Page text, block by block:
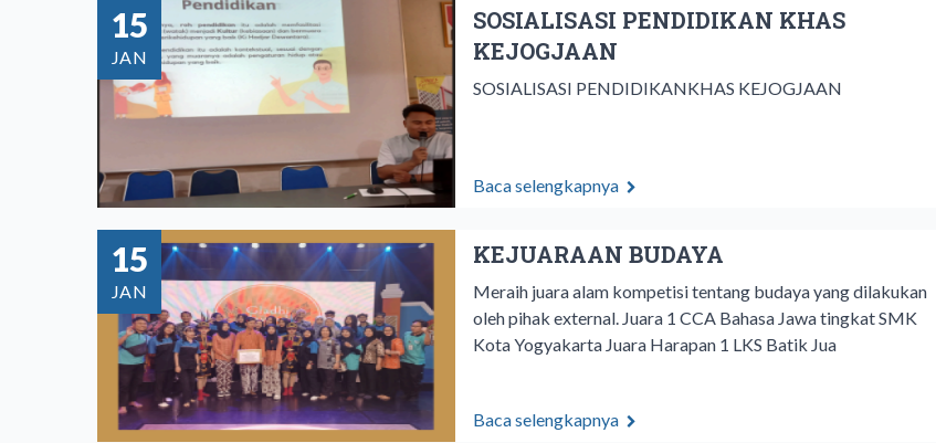
15
JAN
SOSIALISASI PENDIDIKAN KHAS
KEJOGJAAN
SOSIALISASI PENDIDIKANKHAS KEJOGJAAN
Baca selengkapnya
15
JAN
KEJUARAAN BUDAYA
Meraih juara alam kompetisi tentang budaya yang dilakukan
oleh pihak external. Juara 1 CCA Bahasa Jawa tingkat SMK
Kota Yogyakarta Juara Harapan 1 LKS Batik Jua
Baca selengkapnya